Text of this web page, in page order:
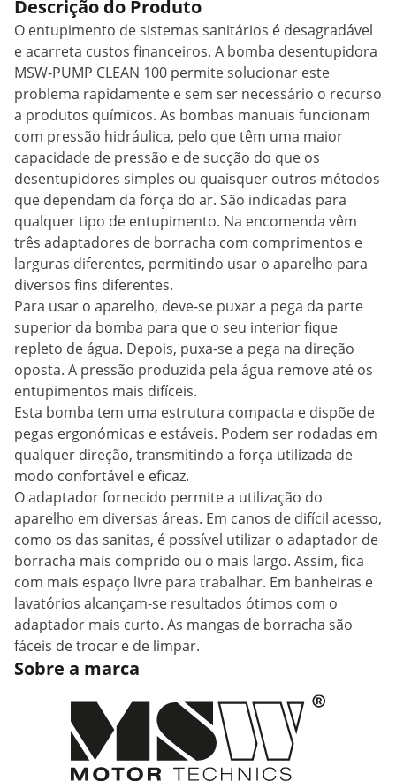
Descrição do Produto
O entupimento de sistemas sanitários é desagradável
e acarreta custos financeiros. A bomba desentupidora
MSW-PUMP CLEAN 100 permite solucionar este
problema rapidamente e sem ser necessário o recurso
a produtos químicos. As bombas manuais funcionam
com pressão hidráulica, pelo que têm uma maior
capacidade de pressão e de sucção do que os
desentupidores simples ou quaisquer outros métodos
que dependam da força do ar. São indicadas para
qualquer tipo de entupimento. Na encomenda vêm
três adaptadores de borracha com comprimentos e
larguras diferentes, permitindo usar o aparelho para
diversos fins diferentes.
Para usar o aparelho, deve-se puxar a pega da parte
superior da bomba para que o seu interior fique
repleto de água. Depois, puxa-se a pega na direção
oposta. A pressão produzida pela água remove até os
entupimentos mais difíceis.
Esta bomba tem uma estrutura compacta e dispõe de
pegas ergonómicas e estáveis. Podem ser rodadas em
qualquer direção, transmitindo a força utilizada de
modo confortável e eficaz.
O adaptador fornecido permite a utilização do
aparelho em diversas áreas. Em canos de difícil acesso,
como os das sanitas, é possível utilizar o adaptador de
borracha mais comprido ou o mais largo. Assim, fica
com mais espaço livre para trabalhar. Em banheiras e
lavatórios alcançam-se resultados ótimos com o
adaptador mais curto. As mangas de borracha são
fáceis de trocar e de limpar.
Sobre a marca